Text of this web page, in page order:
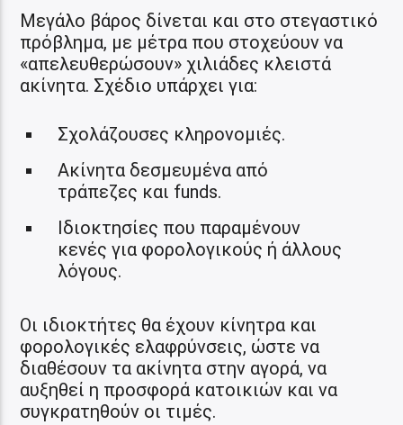
Μεγάλο βάρος δίνεται και στο στεγαστικό
πρόβλημα, με μέτρα που στοχεύουν να
«απελευθερώσουν» χιλιάδες κλειστά
ακίνητα. Σχέδιο υπάρχει για:
Σχολάζουσες κληρονομιές.
Ακίνητα δεσμευμένα από
τράπεζες και funds.
Ιδιοκτησίες που παραμένουν
κενές για φορολογικούς ή άλλους
λόγους.
Οι ιδιοκτήτες θα έχουν κίνητρα και
φορολογικές ελαφρύνσεις, ώστε να
διαθέσουν τα ακίνητα στην αγορά, να
αυξηθεί η προσφορά κατοικιών και να
συγκρατηθούν οι τιμές.